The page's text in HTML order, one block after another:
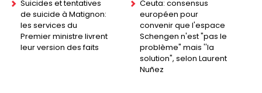
Suicides et tentatives
de suicide à Matignon:
les services du
Premier ministre livrent
leur version des faits
Ceuta: consensus
européen pour
convenir que l'espace
Schengen n'est "pas le
problème" mais ''la
solution", selon Laurent
Nuñez